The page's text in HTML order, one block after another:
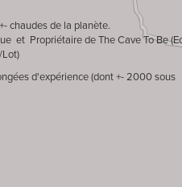
chaudes de la planète.
et Propriétaire de The Cave To Be
d'expérience (dont +- 2000 sous